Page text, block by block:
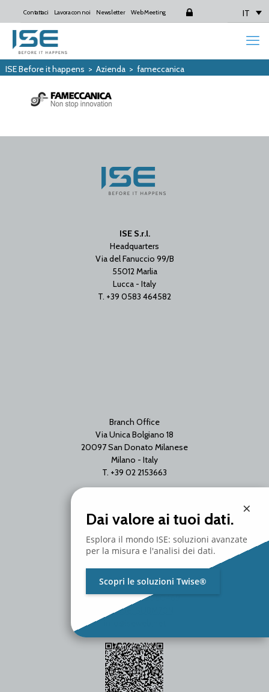
Contattaci Lavora con noi Newsletter Web Meeting IT
ISE Before it happens > Azienda> fameccanica
ISE S.r.l.
Headquarters
Via del Fanuccio 99/B
55012 Marlia
Lucca - Italy
T. +39 0583 464582
Branch Office
Via Unica Bolgiano 18
20097 San Donato Milanese
Milano - Italy
T. +39 02 2153663
P.Iva / C.F. 01642060469
SDI Code: SUBM70N
×
Dai valore ai tuoi dati.
Esplora il mondo ISE: soluzioni avanzate
per la misura e l'analisi dei dati.
Scopri le soluzioni Twise®